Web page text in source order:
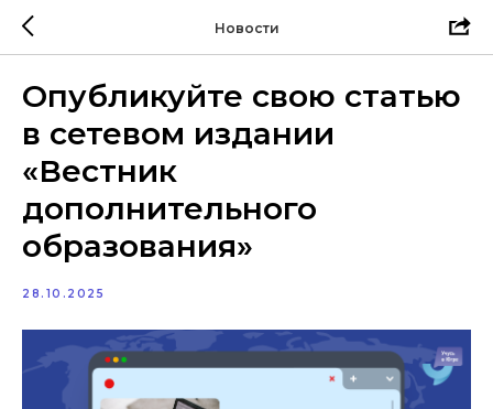
Новости
Опубликуйте свою статью
в сетевом издании
«Вестник
дополнительного
образования»
28.10.2025